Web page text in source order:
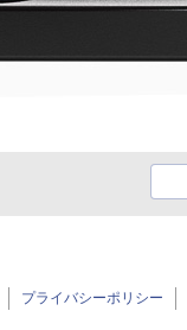
プライバシーポリシー